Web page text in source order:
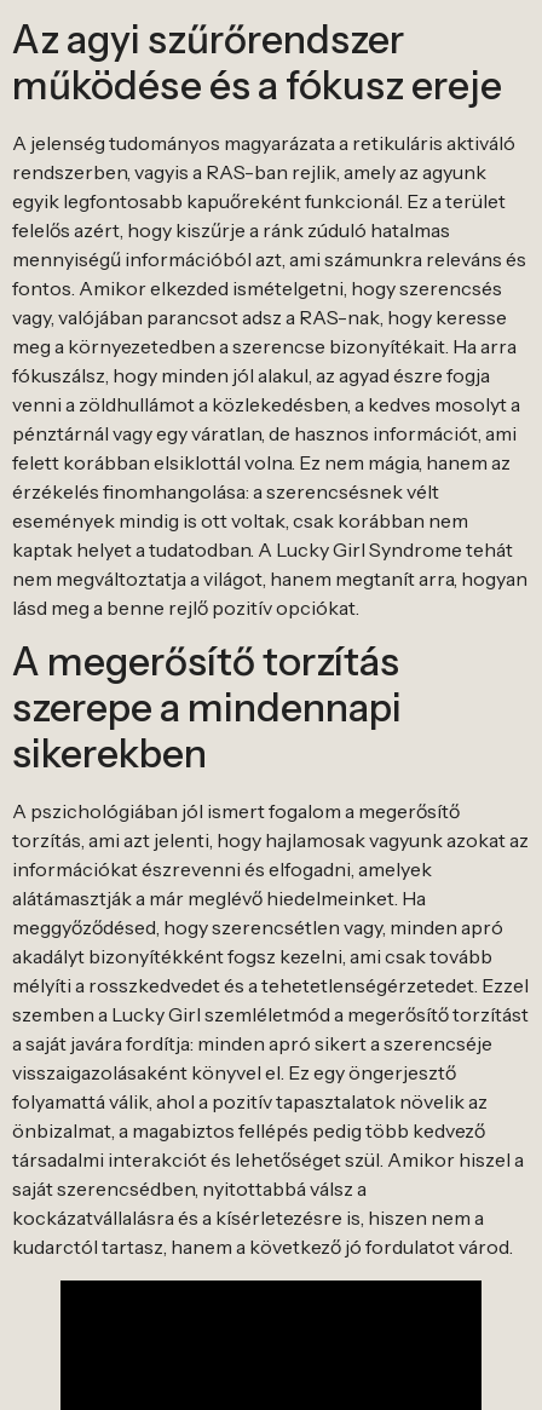
Az agyi szűrőrendszer
működése és a fókusz ereje
A jelenség tudományos magyarázata a retikuláris aktiváló
rendszerben, vagyis a RAS-ban rejlik, amely az agyunk
egyik legfontosabb kapuőreként funkcionál. Ez a terület
felelős azért, hogy kiszűrje a ránk zúduló hatalmas
mennyiségű információból azt, ami számunkra releváns és
fontos. Amikor elkezded ismételgetni, hogy szerencsés
vagy, valójában parancsot adsz a RAS-nak, hogy keresse
meg a környezetedben a szerencse bizonyítékait. Ha arra
fókuszálsz, hogy minden jól alakul, az agyad észre fogja
venni a zöldhullámot a közlekedésben, a kedves mosolyt a
pénztárnál vagy egy váratlan, de hasznos információt, ami
felett korábban elsiklottál volna. Ez nem mágia, hanem az
érzékelés finomhangolása: a szerencsésnek vélt
események mindig is ott voltak, csak korábban nem
kaptak helyet a tudatodban. A Lucky Girl Syndrome tehát
nem megváltoztatja a világot, hanem megtanít arra, hogyan
lásd meg a benne rejlő pozitív opciókat.
A megerősítő torzítás
szerepe a mindennapi
sikerekben
A pszichológiában jól ismert fogalom a megerősítő
torzítás, ami azt jelenti, hogy hajlamosak vagyunk azokat az
információkat észrevenni és elfogadni, amelyek
alátámasztják a már meglévő hiedelmeinket. Ha
meggyőződésed, hogy szerencsétlen vagy, minden apró
akadályt bizonyítékként fogsz kezelni, ami csak tovább
mélyíti a rosszkedvedet és a tehetetlenségérzetedet. Ezzel
szemben a Lucky Girl szemléletmód a megerősítő torzítást
a saját javára fordítja: minden apró sikert a szerencséje
visszaigazolásaként könyvel el. Ez egy öngerjesztő
folyamattá válik, ahol a pozitív tapasztalatok növelik az
önbizalmat, a magabiztos fellépés pedig több kedvező
társadalmi interakciót és lehetőséget szül. Amikor hiszel a
saját szerencsédben, nyitottabbá válsz a
kockázatvállalásra és a kísérletezésre is, hiszen nem a
kudarctól tartasz, hanem a következő jó fordulatot várod.